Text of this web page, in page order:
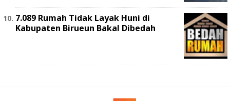
7.089 Rumah Tidak Layak Huni di
Kabupaten Birueun Bakal Dibedah